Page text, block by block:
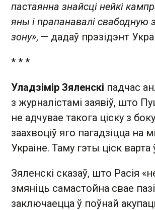
пастаянна знайсці нейкі
яны і прапанавалі свабодную
зону», — дадаў прэзідэнт
* * *
Уладзімір Зяленскі падчас
з журналістамі заявіў, што
не адчувае такога ціску з
заахвоціў яго пагадзіцца на
Украіне. Таму гэты ціск варта
Зяленскі сказаў, што Расія
змяніць самастойна свае
заключаецца ў поўнай